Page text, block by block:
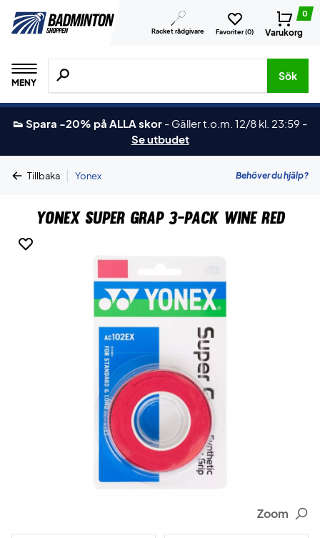
Racket rådgivare Favoriter (0)
0
Varukorg
MENY
Sök efter produkter, märken osv.
Sök
👟 Spara -20% på ALLA skor - Gäller t.o.m. 12/8 kl. 23:59 -
Se utbudet
Tillbaka | Yonex Behöver du hjälp?
Yonex Super Grap 3-Pack Wine Red
Zoom